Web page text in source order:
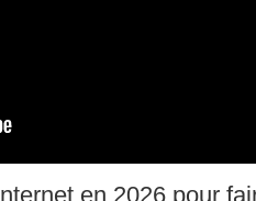
en 2026 pour